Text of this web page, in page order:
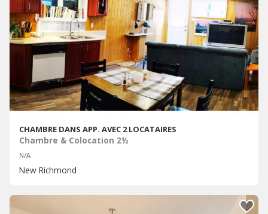
CHAMBRE DANS APP. AVEC 2 LOCATAIRES
Chambre & Colocation 2½
N/A
New Richmond